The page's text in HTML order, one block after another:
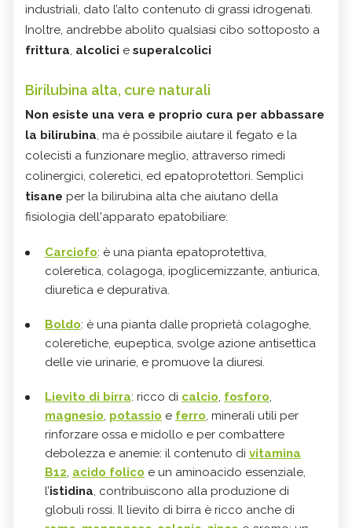
industriali, dato l’alto contenuto di grassi idrogenati.
Inoltre, andrebbe abolito qualsiasi cibo sottoposto a
frittura, alcolici e superalcolici
Birilubina alta, cure naturali
Non esiste una vera e proprio cura per abbassare
la bilirubina, ma è possibile aiutare il fegato e la
colecisti a funzionare meglio, attraverso rimedi
colinergici, coleretici, ed epatoprotettori. Semplici
tisane per la bilirubina alta che aiutano della
fisiologia dell'apparato epatobiliare:
Carciofo: è una pianta epatoprotettiva,
coleretica, colagoga, ipoglicemizzante, antiurica,
diuretica e depurativa.
Boldo: è una pianta dalle proprietà colagoghe,
coleretiche, eupeptica, svolge azione antisettica
delle vie urinarie, e promuove la diuresi.
Lievito di birra: ricco di calcio, fosforo,
magnesio, potassio e ferro, minerali utili per
rinforzare ossa e midollo e per combattere
debolezza e anemie: il contenuto di vitamina
B12, acido folico e un aminoacido essenziale,
l’istidina, contribuiscono alla produzione di
globuli rossi. Il lievito di birra è ricco anche di